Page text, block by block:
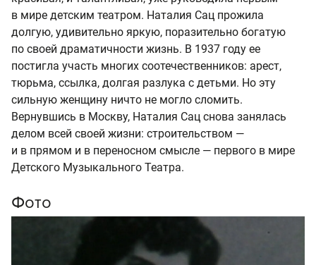
в мире детским театром. Наталия Сац прожила
долгую, удивительно яркую, поразительно богатую
по своей драматичности жизнь. В 1937 году ее
постигла участь многих соотечественников: арест,
тюрьма, ссылка, долгая разлука с детьми. Но эту
сильную женщину ничто не могло сломить.
Вернувшись в Москву, Наталия Сац снова занялась
делом всей своей жизни: строительством —
и в прямом и в переносном смысле — первого в мире
Детского Музыкального Театра.
Фото